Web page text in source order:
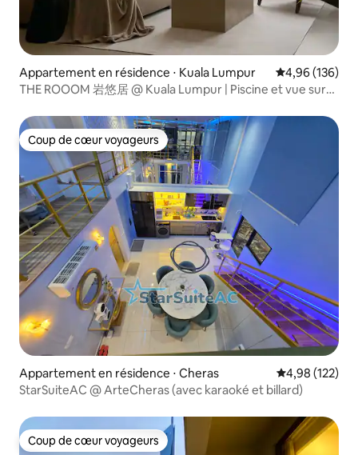
Appartement en résidence ⋅ Kuala Lumpur Évaluation
4,96 (136)
THE ROOOM 岩悠居 @ Kuala Lumpur | Piscine et vue sur
Coup de cœur voyageurs
Coup de cœur voyageurs
Appartement en résidence ⋅ Cheras Évaluation
4,98 (122)
StarSuiteAC @ ArteCheras (avec karaoké et billard)
Coup de cœur voyageurs
Coup de cœur voyageurs